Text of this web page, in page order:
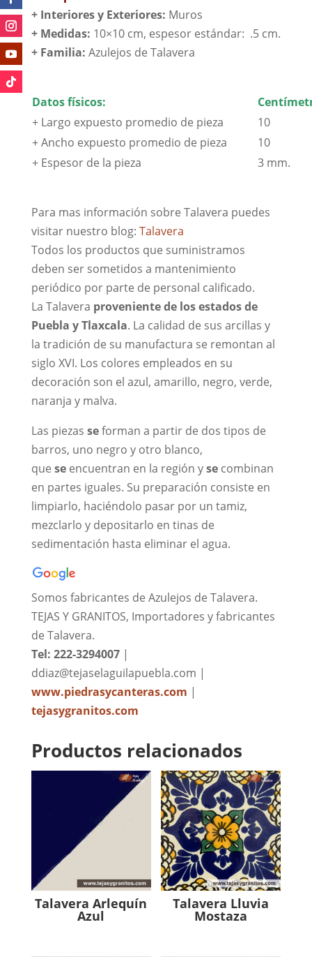
+ Interiores y Exteriores: Muros
+ Medidas: 10×10 cm, espesor estándar: .5 cm.
+ Familia: Azulejos de Talavera
Datos físicos:
+ Largo expuesto promedio de pieza
10
+ Ancho expuesto promedio de pieza
10
+ Espesor de la pieza
3 mm.
Para mas información sobre Talavera puedes
visitar nuestro blog: Talavera
Todos los productos que suministramos
deben ser sometidos a mantenimiento
periódico por parte de personal calificado.
La Talavera proveniente de los estados de
Puebla y Tlaxcala. La calidad de sus arcillas y
la tradición de su manufactura se remontan al
siglo XVI. Los colores empleados en su
decoración son el azul, amarillo, negro, verde,
naranja y malva.
Las piezas seforman a partir de dos tipos de
barros, uno negro y otro blanco,
que seencuentran en la región ysecombinan
en partes iguales. Su preparación consiste en
limpiarlo, haciéndolo pasar por un tamiz,
mezclarlo y depositarlo en tinas de
sedimentación hasta eliminar el agua.
Somos fabricantes de Azulejos de Talavera.
TEJAS Y GRANITOS, Importadores y fabricantes
de Talavera.
Tel: 222-3294007|
ddiaz@tejaselaguilapuebla.com |
www.piedrasycanteras.com |
tejasygranitos.com
Productos relacionados
Talavera Arlequín
Azul
Talavera Lluvia
Mostaza